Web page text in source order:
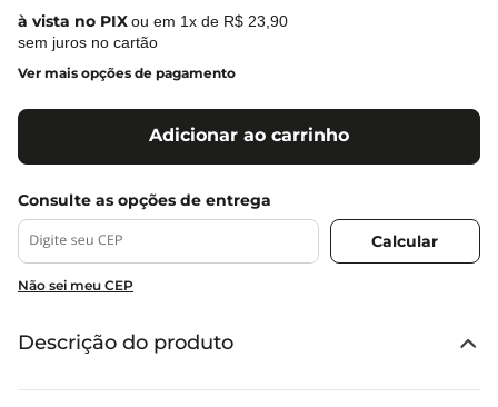
ou em 1x de R$ 23 90
sem juros no cartão
Ver mais opções de pagamento
Adicionar ao carrinho
Não sei meu CEP
Descrição do produto